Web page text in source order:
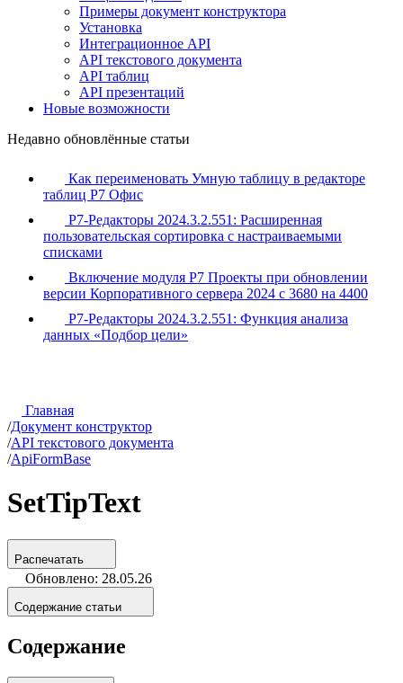
Примеры документ конструктора
Установка
Интеграционное API
API текстового документа
API таблиц
API презентаций
Новые возможности
Недавно обновлённые статьи
Как переименовать Умную таблицу в редакторе
таблиц Р7 Офис
Р7-Редакторы 2024.3.2.551: Расширенная
пользовательская сортировка с настраиваемыми
списками
Включение модуля Р7 Проекты при обновлении
версии Корпоративного сервера 2024 с 3680 на 4400
Р7-Редакторы 2024.3.2.551: Функция анализа
данных «Подбор цели»
Главная
/Документ конструктор
/API текстового документа
/ApiFormBase
SetTipText
Распечатать
Обновлено: 28.05.26
Содержание статьи
Содержание